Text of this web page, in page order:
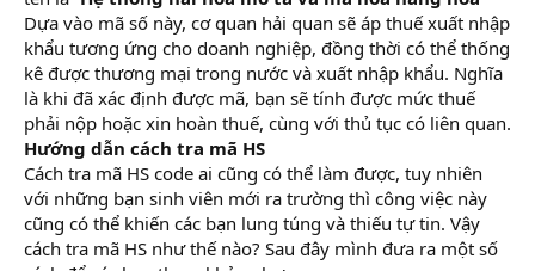
Dựa vào mã số này, cơ quan hải quan sẽ áp thuế xuất nhập
khẩu tương ứng cho doanh nghiệp, đồng thời có thể thống
kê được thương mại trong nước và xuất nhập khẩu. Nghĩa
là khi đã xác định được mã, bạn sẽ tính được mức thuế
phải nộp hoặc xin hoàn thuế, cùng với thủ tục có liên quan.
Hướng dẫn cách tra mã HS
Cách tra mã HS code ai cũng có thể làm được, tuy nhiên
với những bạn sinh viên mới ra trường thì công việc này
cũng có thể khiến các bạn lung túng và thiếu tự tin. Vậy
cách tra mã HS như thế nào? Sau đây mình đưa ra một số